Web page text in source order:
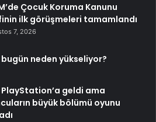
Çocuk Koruma Kanunu
ilk görüşmeleri tamamlandı
7, 2026
neden yükseliyor?
geldi ama
büyük bölümü oyunu